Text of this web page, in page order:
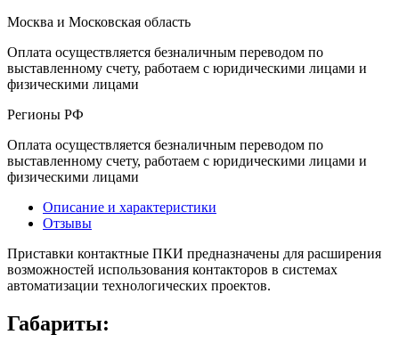
Москва и Московская область
Оплата осуществляется безналичным переводом по
выставленному счету, работаем с юридическими лицами и
физическими лицами
Регионы РФ
Оплата осуществляется безналичным переводом по
выставленному счету, работаем с юридическими лицами и
физическими лицами
Описание и характеристики
Отзывы
Приставки контактные ПКИ предназначены для расширения
возможностей использования контакторов в системах
автоматизации технологических проектов.
Габариты: